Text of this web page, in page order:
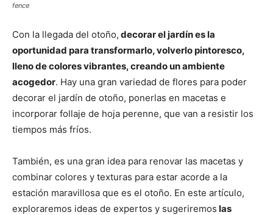
fence
Con la llegada del otoño, decorar el jardín es la
oportunidad para transformarlo, volverlo pintoresco,
lleno de colores vibrantes, creando un ambiente
acogedor. Hay una gran variedad de flores para poder
decorar el jardín de otoño, ponerlas en macetas e
incorporar follaje de hoja perenne, que van a resistir los
tiempos más fríos.
También, es una gran idea para renovar las macetas y
combinar colores y texturas para estar acorde a la
estación maravillosa que es el otoño. En este artículo,
exploraremos ideas de expertos y sugeriremos las